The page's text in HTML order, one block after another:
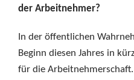
der Arbeitnehmer?
In der öffentlichen
Beginn diesen Jahres in
für die